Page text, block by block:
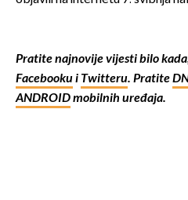
Pratite najnovije vijesti bilo
Facebookui Twitteru. Pratite
ANDROIDmobilnih uređaja.